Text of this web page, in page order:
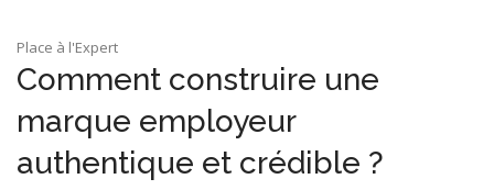
Place à l'Expert
Comment construire une
marque employeur
authentique et crédible ?